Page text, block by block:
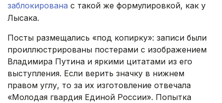
заблокирована с такой же формулировкой, как у
Лысака.
Посты размещались «под копирку»: записи были
проиллюстрированы постерами с изображением
Владимира Путина и яркими цитатами из его
выступления. Если верить значку в нижнем
правом углу, то за их изготовление отвечала
«Молодая гвардия Единой России». Попытка